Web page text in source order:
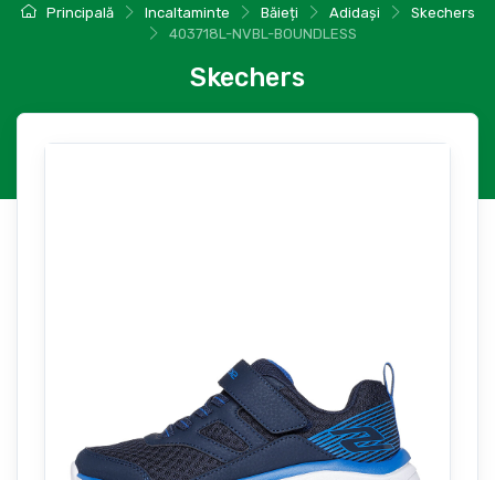
Principală Incaltaminte Băieți Adidași
Skechers
403718L-NVBL-BOUNDLESS
Skechers